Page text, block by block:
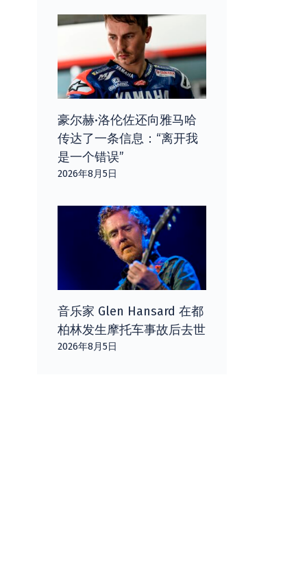
豪尔赫·洛伦佐还向雅马哈
传达了一条信息：“离开我
是一个错误”
2026年8月5日
音乐家 Glen Hansard 在都
柏林发生摩托车事故后去世
2026年8月5日